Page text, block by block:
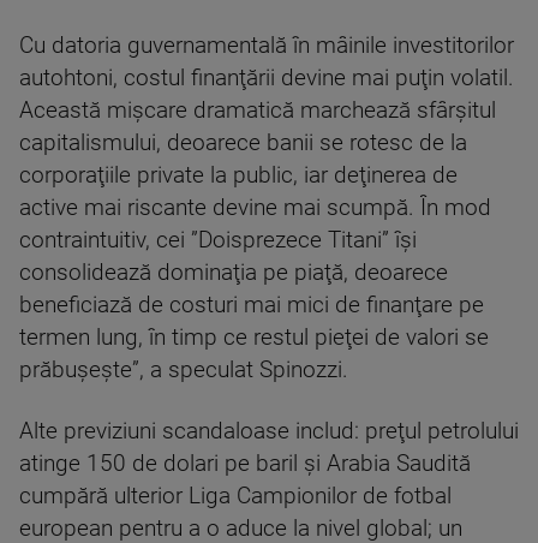
Cu datoria guvernamentală în mâinile investitorilor
autohtoni, costul finanţării devine mai puţin volatil.
Această mişcare dramatică marchează sfârşitul
capitalismului, deoarece banii se rotesc de la
corporaţiile private la public, iar deţinerea de
active mai riscante devine mai scumpă. În mod
contraintuitiv, cei ”Doisprezece Titani” îşi
consolidează dominaţia pe piaţă, deoarece
beneficiază de costuri mai mici de finanţare pe
termen lung, în timp ce restul pieţei de valori se
prăbuşeşte”, a speculat Spinozzi.
Alte previziuni scandaloase includ: preţul petrolului
atinge 150 de dolari pe baril şi Arabia Saudită
cumpără ulterior Liga Campionilor de fotbal
european pentru a o aduce la nivel global; un